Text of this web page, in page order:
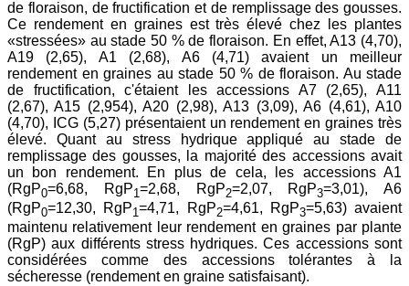
de floraison, de fructification et de remplissage des gousses.
Ce rendement en graines est très élevé chez les plantes
«stressées» au stade 50 % de floraison. En effet, A13 (4,70),
A19 (2,65), A1 (2,68), A6 (4,71) avaient un meilleur
rendement en graines au stade 50 % de floraison. Au stade
de fructification, c'étaient les accessions A7 (2,65), A11
(2,67), A15 (2,954), A20 (2,98), A13 (3,09), A6 (4,61), A10
(4,70), ICG (5,27) présentaient un rendement en graines très
élevé. Quant au stress hydrique appliqué au stade de
remplissage des gousses, la majorité des accessions avait
un bon rendement. En plus de cela, les accessions A1
(RgP0=6,68, RgP1 =2,68, RgP2=2,07, RgP3=3,01), A6
(RgP0=12,30, RgP1=4,71, RgP2=4,61, RgP3=5,63) avaient
maintenu relativement leur rendement en graines par plante
(RgP) aux différents stress hydriques. Ces accessions sont
considérées comme des accessions tolérantes à la
sécheresse (rendement en graine satisfaisant).